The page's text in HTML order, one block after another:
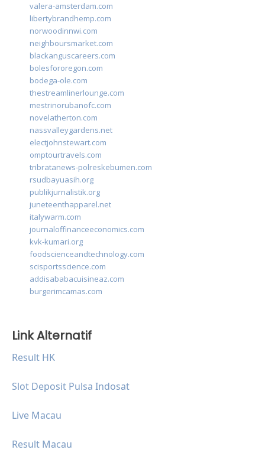
valera-amsterdam.com
libertybrandhemp.com
norwoodinnwi.com
neighboursmarket.com
blackanguscareers.com
bolesfororegon.com
bodega-ole.com
thestreamlinerlounge.com
mestrinorubanofc.com
novelatherton.com
nassvalleygardens.net
electjohnstewart.com
omptourtravels.com
tribratanews-polreskebumen.com
rsudbayuasih.org
publikjurnalistik.org
juneteenthapparel.net
italywarm.com
journaloffinanceeconomics.com
kvk-kumari.org
foodscienceandtechnology.com
scisportsscience.com
addisababacuisineaz.com
burgerimcamas.com
Link Alternatif
Result HK
Slot Deposit Pulsa Indosat
Live Macau
Result Macau